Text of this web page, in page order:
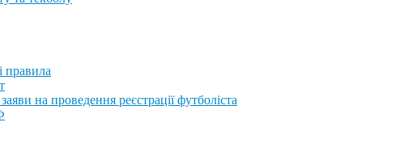
правила
на проведення реєстрації футболіста